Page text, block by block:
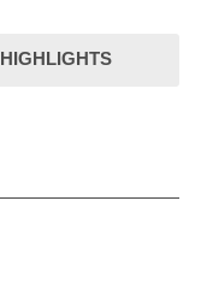
HIGHLIGHTS